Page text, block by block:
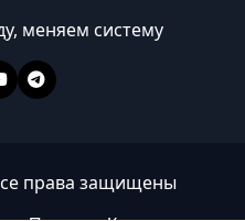
меняем систему
права защищены